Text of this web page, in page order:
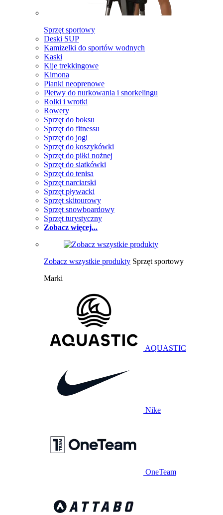
Sprzęt sportowy
Deski SUP
Kamizelki do sportów wodnych
Kaski
Kije trekkingowe
Kimona
Pianki neoprenowe
Płetwy do nurkowania i snorkelingu
Rolki i wrotki
Rowery
Sprzęt do boksu
Sprzęt do fitnessu
Sprzęt do jogi
Sprzęt do koszykówki
Sprzęt do piłki nożnej
Sprzęt do siatkówki
Sprzęt do tenisa
Sprzęt narciarski
Sprzęt pływacki
Sprzęt skitourowy
Sprzęt snowboardowy
Sprzęt turystyczny
Zobacz więcej...
Zobacz wszystkie produkty Sprzęt sportowy
Marki
AQUASTIC
Nike
OneTeam